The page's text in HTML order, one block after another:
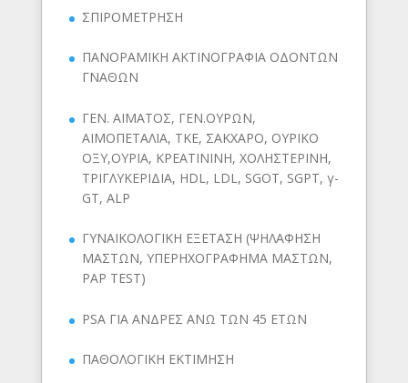
ΣΠΙΡΟΜΕΤΡΗΣΗ
ΠΑΝΟΡΑΜΙΚΗ ΑΚΤΙΝΟΓΡΑΦΙΑ ΟΔΟΝΤΩΝ
ΓΝΑΘΩΝ
ΓΕΝ. ΑΙΜΑΤΟΣ, ΓΕΝ.ΟΥΡΩΝ,
ΑΙΜΟΠΕΤΑΛΙΑ, ΤΚΕ, ΣΑΚΧΑΡΟ, ΟΥΡΙΚΟ
ΟΞΥ,ΟΥΡΙΑ, ΚΡΕΑΤΙΝΙΝΗ, ΧΟΛΗΣΤΕΡΙΝΗ,
ΤΡΙΓΛΥΚΕΡΙΔΙΑ, HDL, LDL, SGOT, SGPT, γ-
GT, ALP
ΓΥΝΑΙΚΟΛΟΓΙΚΗ ΕΞΕΤΑΣΗ (ΨΗΛΑΦΗΣΗ
ΜΑΣΤΩΝ, ΥΠΕΡΗΧΟΓΡΑΦΗΜΑ ΜΑΣΤΩΝ,
PAP TEST)
PSA ΓΙΑ ΑΝΔΡΕΣ ΑΝΩ ΤΩΝ 45 ΕΤΩΝ
ΠΑΘΟΛΟΓΙΚΗ ΕΚΤΙΜΗΣΗ